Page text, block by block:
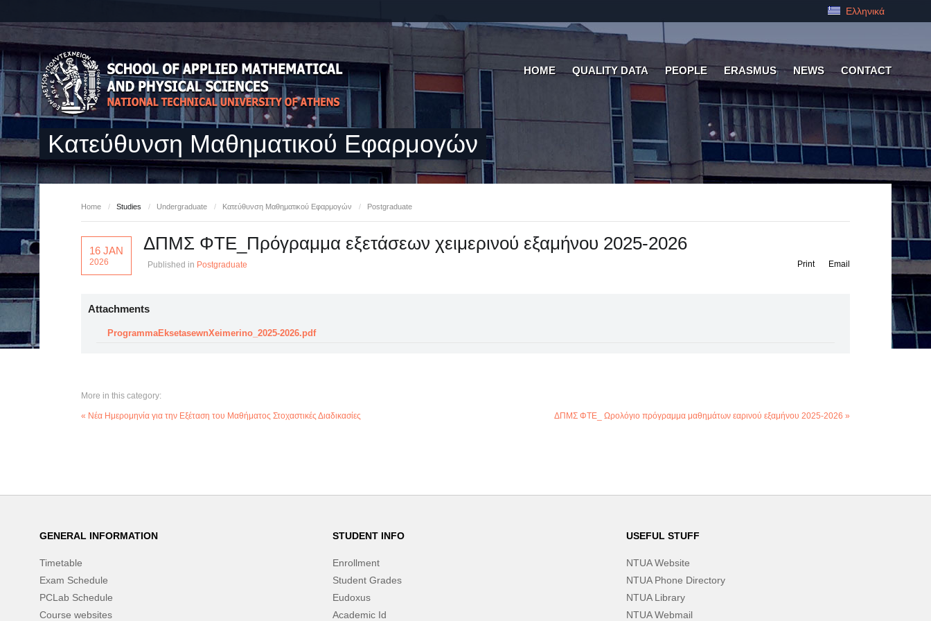
Ελληνικά
HOME QUALITY DATA PEOPLE ERASMUS NEWS CONTACT
Κατεύθυνση Μαθηματικού Εφαρμογών
Home / Studies / Undergraduate / Κατεύθυνση Μαθηματικού Εφαρμογών / Postgraduate
16 JAN
2026
ΔΠΜΣ ΦΤΕ_Πρόγραμμα εξετάσεων χειμερινού εξαμήνου 2025-2026
Published in Postgraduate Email
Print
Attachments
ProgrammaEksetasewnXeimerino_2025-2026.pdf
More in this category:
« Νέα Ημερομηνία για την Εξέταση του Μαθήματος Στοχαστικές Διαδικασίες ΔΠΜΣ ΦΤΕ_ Ωρολόγιο πρόγραμμα μαθημάτων εαρινού εξαμήνου 2025-2026 »
GENERAL INFORMATION
Timetable
Exam Schedule
PCLab Schedule
Course websites
STUDENT INFO
Enrollment
Student Grades
Eudoxus
Academic Id
USEFUL STUFF
NTUA Website
NTUA Phone Directory
NTUA Library
NTUA Webmail